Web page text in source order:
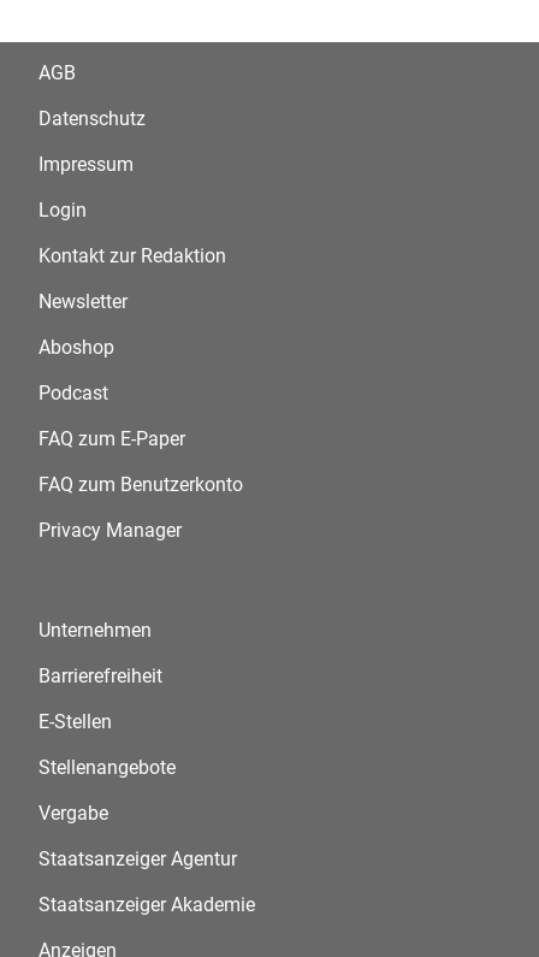
AGB
Datenschutz
Impressum
Login
Kontakt zur Redaktion
Newsletter
Aboshop
Podcast
FAQ zum E-Paper
FAQ zum Benutzerkonto
Privacy Manager
Unternehmen
Barrierefreiheit
E-Stellen
Stellenangebote
Vergabe
Staatsanzeiger Agentur
Staatsanzeiger Akademie
Anzeigen